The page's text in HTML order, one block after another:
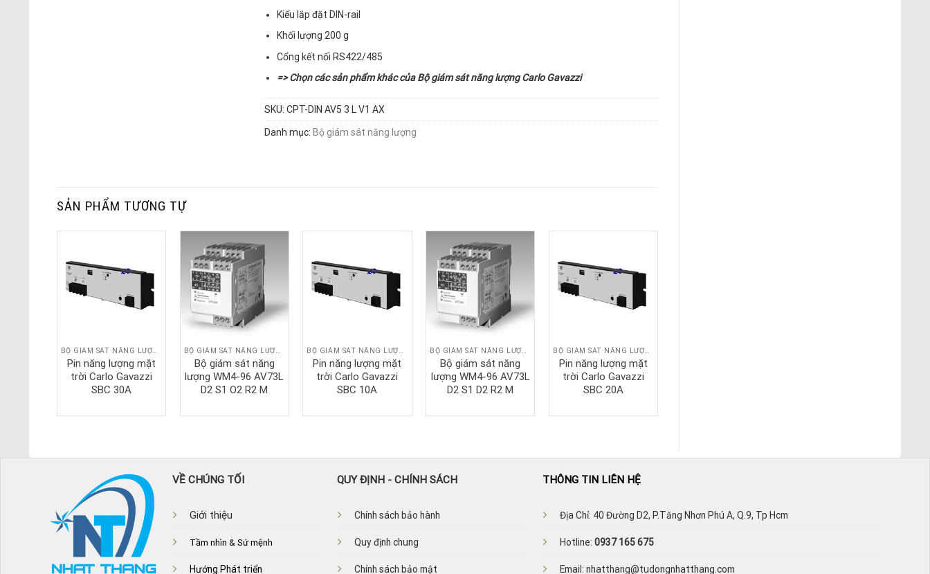
Kiểu lắp đặt DIN-rail
Khối lượng 200 g
Cổng kết nối RS422/485
=> Chọn các sản phẩm khác củaBộ giám sát năng lượng Carlo Gavazzi
SKU: CPT-DIN AV5 3 L V1 AX
Danh mục: Bộ giám sát năng lượng
SẢN PHẨM TƯƠNG TỰ
BỘ GIÁM SÁT NĂNG LƯỢNG
Pin năng lượng mặt
trời Carlo Gavazzi
SBC 30A
BỘ GIÁM SÁT NĂNG LƯỢNG
Bộ giám sát năng
lượng WM4-96 AV73L
D2 S1 O2 R2 M
BỘ GIÁM SÁT NĂNG LƯỢNG
Pin năng lượng mặt
trời Carlo Gavazzi
SBC 10A
BỘ GIÁM SÁT NĂNG LƯỢNG
Bộ giám sát năng
lượng WM4-96 AV73L
D2 S1 D2 R2 M
BỘ GIÁM SÁT NĂNG LƯỢNG
Pin năng lượng mặt
trời Carlo Gavazzi
SBC 20A
VỀ CHÚNG TỐI
Giới thiệu
Tầm nhìn & Sứ mệnh
Hướng Phát triển
QUY ĐỊNH - CHÍNH SÁCH
Chính sách bảo hành
Quy định chung
Chính sách bảo mật
THÔNG TIN LIÊN HỆ
Địa Chỉ: 40 Đường D2, P.Tăng Nhơn Phú A, Q.9, Tp Hcm
Hotline: 0937 165 675
Email: nhatthang@tudongnhatthang.com